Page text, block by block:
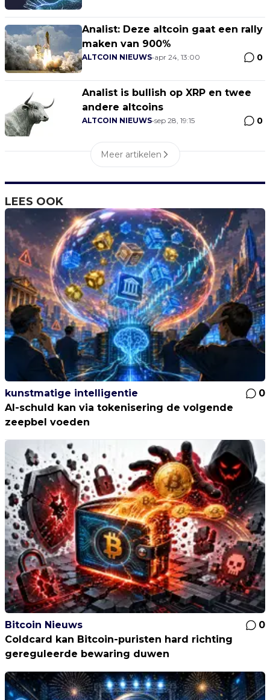
Analist: Deze altcoin gaat een rally
maken van 900%
ALTCOIN NIEUWS•apr 24, 13:00 0
Analist is bullish op XRP en twee
andere altcoins
ALTCOIN NIEUWS•sep 28, 19:15 0
Meer artikelen
LEES OOK
kunstmatige intelligentie
0
AI-schuld kan via tokenisering de volgende
zeepbel voeden
Bitcoin Nieuws
0
Coldcard kan Bitcoin-puristen hard richting
gereguleerde bewaring duwen